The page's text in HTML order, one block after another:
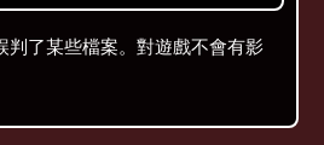
判了某些檔案。對遊戲不會有影